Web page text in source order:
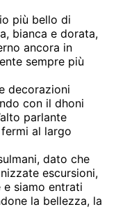
più bello di
bianca e dorata,
ancora in
sempre più
decorazioni
con il dhoni
parlante
al largo
dato che
escursioni,
siamo entrati
la bellezza, la